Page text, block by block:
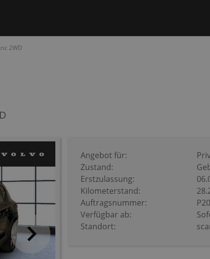
2WD
Angebot für:
Zustand:
Erstzulassung:
Kilometerstand:
Auftragsnummer:
Verfügbar ab:
Standort: